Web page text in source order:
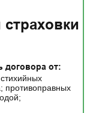
договора от:
противоправных